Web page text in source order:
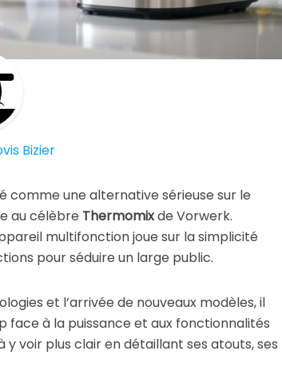
Bizier
comme une alternative sérieuse sur le
au célèbre Thermomixde Vorwerk.
multifonction joue sur la simplicité
pour séduire un large public.
et l’arrivée de nouveaux modèles, il
face à la puissance et aux fonctionnalités
voir plus clair en détaillant ses atouts, ses